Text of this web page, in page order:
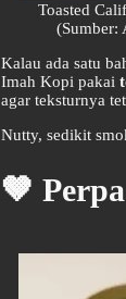
Toasted
(Sumber:
Kalau ada satu
Imah Kopi pakai
agar teksturnya
Nutty, sedikit
🤎